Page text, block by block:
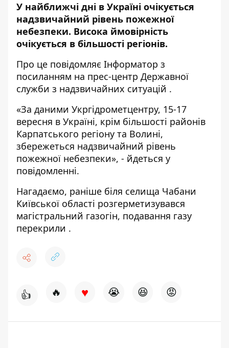
У найближчі дні в Україні очікується
надзвичайний рівень пожежної
небезпеки. Висока ймовірність
очікується в більшості регіонів.
Про це повідомляє Інформатор з
посиланням на прес-центр Державної
служби з надзвичайних ситуацій .
«За даними Укргідрометцентру, 15-17
вересня в Україні, крім більшості районів
Карпатського регіону та Волині,
збережеться надзвичайний рівень
пожежної небезпеки», - йдеться у
повідомленні.
Нагадаємо, раніше біля селища Чабани
Київської області розгерметизувався
магістральний газогін, подавання газу
перекрили .
👍 🔥 ♥ 😭 😆 😡